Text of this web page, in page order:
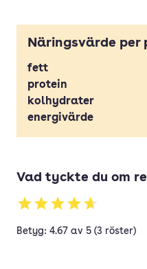
Näringsvärde per
fett
protein
kolhydrater
energivärde
Vad tyckte du om
Betyg: 4.67 av 5 (3 röster)